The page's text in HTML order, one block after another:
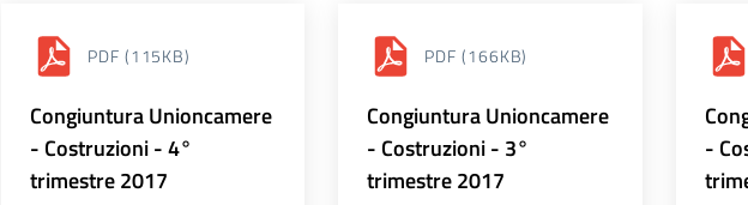
PDF (115KB)
Congiuntura Unioncamere
- Costruzioni - 4°
trimestre 2017
PDF (166KB)
Congiuntura Unioncamere
- Costruzioni - 3°
trimestre 2017
-